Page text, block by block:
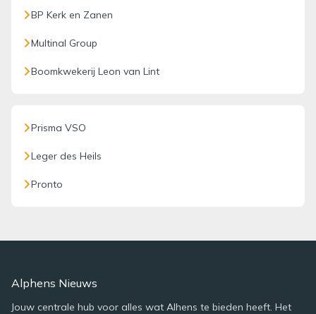
BP Kerk en Zanen
Multinal Group
Boomkwekerij Leon van Lint
Prisma VSO
Leger des Heils
Pronto
Alphens Nieuws
Jouw centrale hub voor alles wat Alhens te bieden heeft. Het